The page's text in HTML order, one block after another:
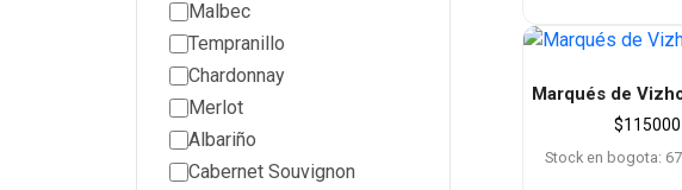
Malbec
Tempranillo
Chardonnay
Merlot
Albariño
Cabernet Souvignon
Marqués de
$115000
Stock en bogota: